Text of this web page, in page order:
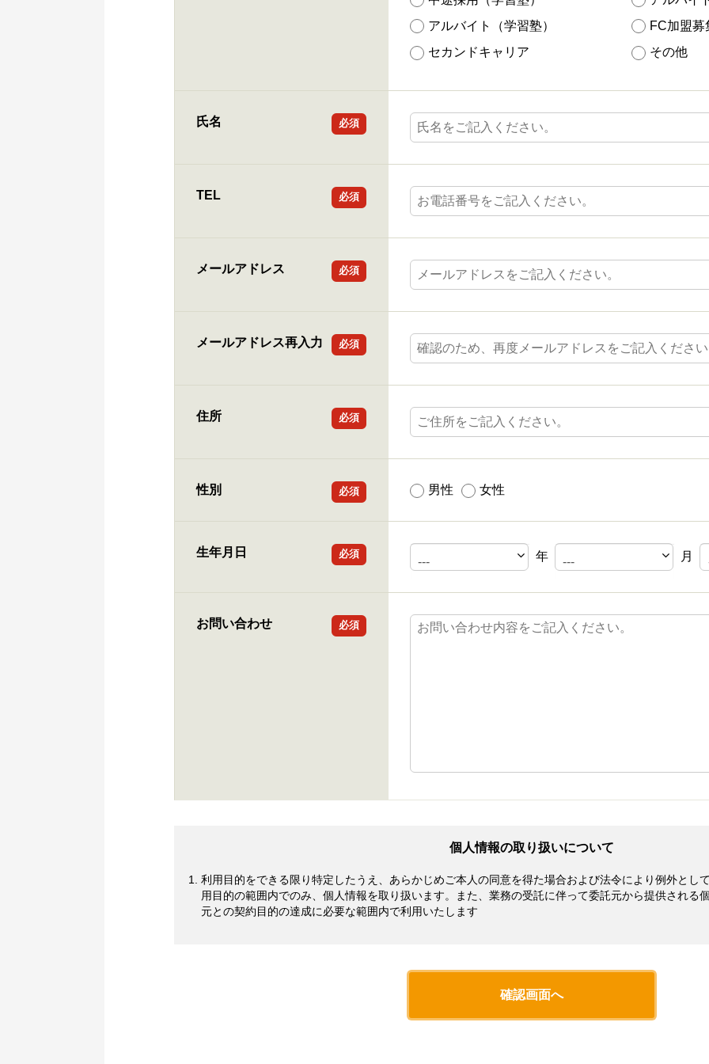
アルバイト（学習塾）
FC加盟募
セカンドキャリア
その他
氏名 必須
TEL 必須
メールアドレス 必須
メールアドレス再入力 必須
住所 必須
性別 必須 男性 女性
生年月日 必須 年 月
お問い合わせ 必須
個人情報の取り扱いについて
利用目的をできる限り特定したうえ、あらかじめご本人の同意を得た場合および法令により例外とし
用目的の範囲内でのみ、個人情報を取り扱います。また、業務の受託に伴って委託元から提供される
元との契約目的の達成に必要な範囲内で利用いたします
公表するか、取得後速やかにご本人に通知又は公表します。但し、ご本人から書面で直接取得する場